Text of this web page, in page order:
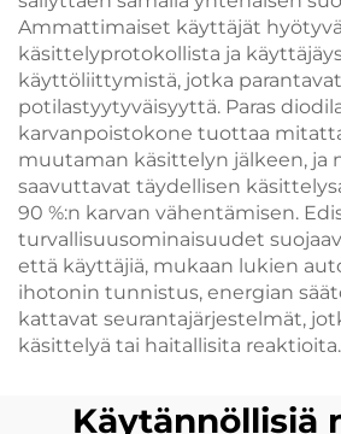
Ammattimaiset käyttäjät
käsittelyprotokollista ja
käyttöliittymistä, jotka
potilastyytyväisyyttä. Paras
karvanpoistokone tuottaa
muutaman käsittelyn jälkeen, ja
saavuttavat täydellisen
90 %:n karvan vähentämisen.
turvallisuusominaisuudet
että käyttäjiä, mukaan lukien
ihotonin tunnistus, energian
kattavat seurantajärjestelmät,
käsittelyä tai haitallisita reaktioita.
Käytännöllisiä